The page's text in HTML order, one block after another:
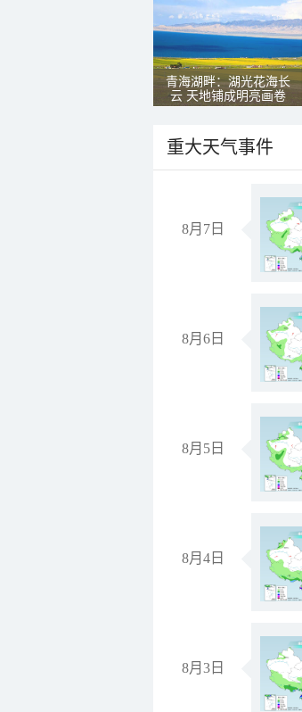
青海湖畔：湖光花海长
云 天地铺成明亮画卷
重大天气事件
8月7日
8月6日
8月5日
8月4日
8月3日